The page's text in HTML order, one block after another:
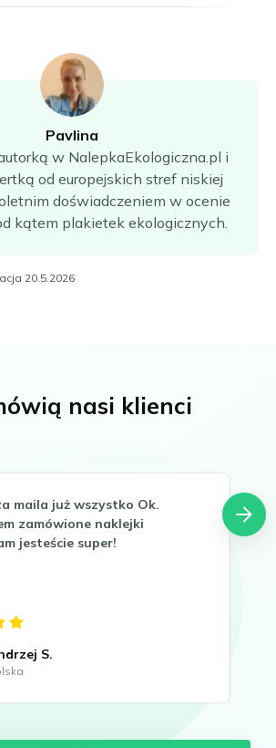
Pavlina
w NalepkaEkologiczna.pl i
od europejskich stref niskiej
doświadczeniem w ocenie
kątem plakietek ekologicznych.
20.5.2026
nasi klienci
maila już wszystko Ok.
zamówione naklejki
jesteście super!
S.